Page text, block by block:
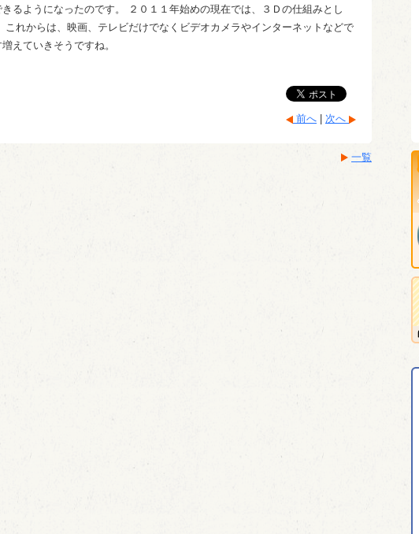
るようになったのです。 ２０１１年始めの現在では、３Ｄの仕組みとし
れからは、映画、テレビだけでなくビデオカメラやインターネットなどで
えていきそうですね。
前へ 次へ
一覧